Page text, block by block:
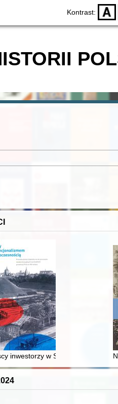
Kontrast: D
wiecznej Rzeczypospolitej
inwestorzy w Sopocie : prestiż